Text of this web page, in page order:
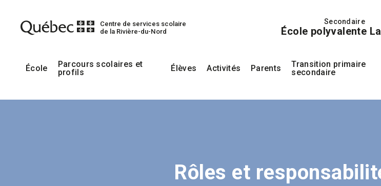
Centre de services scolaire
de la Rivière-du-Nord
Secondaire
École polyvalente
École
Parcours scolaires et
profils
Élèves Activités Parents
Transition primaire
secondaire
Rôles et